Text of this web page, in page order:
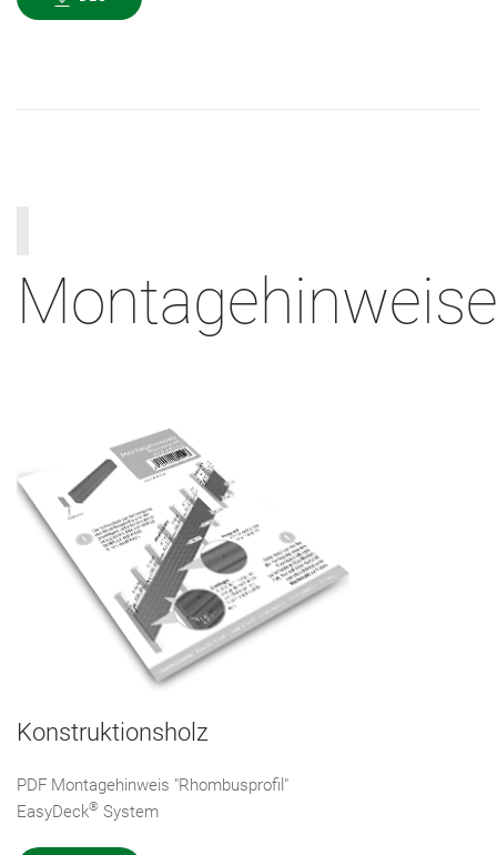
Montagehinweise
Konstruktionsholz
PDF Montagehinweis "Rhombusprofil"
EasyDeck® System